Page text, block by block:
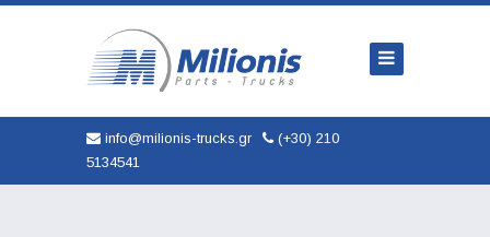
Εταιρία
Φορτηγά
Ανταλλακτικά
info@milionis-trucks.gr
(+30) 210
5134541